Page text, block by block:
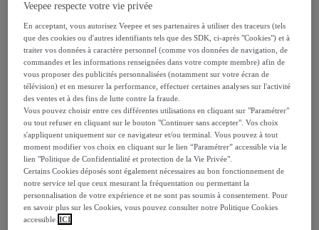
Ça alors, aucun produit n’est actuellement
visible sur cette page
Rejoignez-nous et découvrez les articles réservés à
nos membres.
S'identifier
Veepee respecte votre vie privée
En acceptant, vous autorisez Veepee et ses partenaires à utiliser des traceurs (tels
que des cookies ou d'autres identifiants tels que des SDK, ci-après "Cookies") et à
traiter vos données à caractère personnel (comme vos données de navigation, de
commandes et les informations renseignées dans votre compte membre) afin de
vous proposer des publicités personnalisées (notamment sur votre écran de
télévision) et en mesurer la performance, effectuer certaines analyses sur l'activité
des ventes et à des fins de lutte contre la fraude.
Vous pouvez choisir entre ces différentes utilisations en cliquant sur "Paramétrer"
ou tout refuser en cliquant sur le bouton "Continuer sans accepter". Vos choix
s'appliquent uniquement sur ce navigateur et/ou terminal. Vous pouvez à tout
moment modifier vos choix en cliquant sur le lien “Paramétrer” accessible via le
lien "Politique de Confidentialité et protection de la Vie Privée".
Certains Cookies déposés sont également nécessaires au bon fonctionnement de
notre service tel que ceux mesurant la fréquentation ou permettant la
personnalisation de votre expérience et ne sont pas soumis à consentement. Pour
en savoir plus sur les Cookies, vous pouvez consulter notre Politique Cookies
accessible ICI